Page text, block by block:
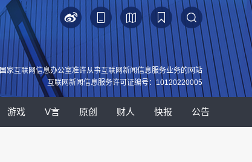
国家互联网信息办公室准许从事互联网新闻信息服务业务的网站
互联网新闻信息服务许可证编号：10120220005
游戏 V言 原创 财人 快报 公告